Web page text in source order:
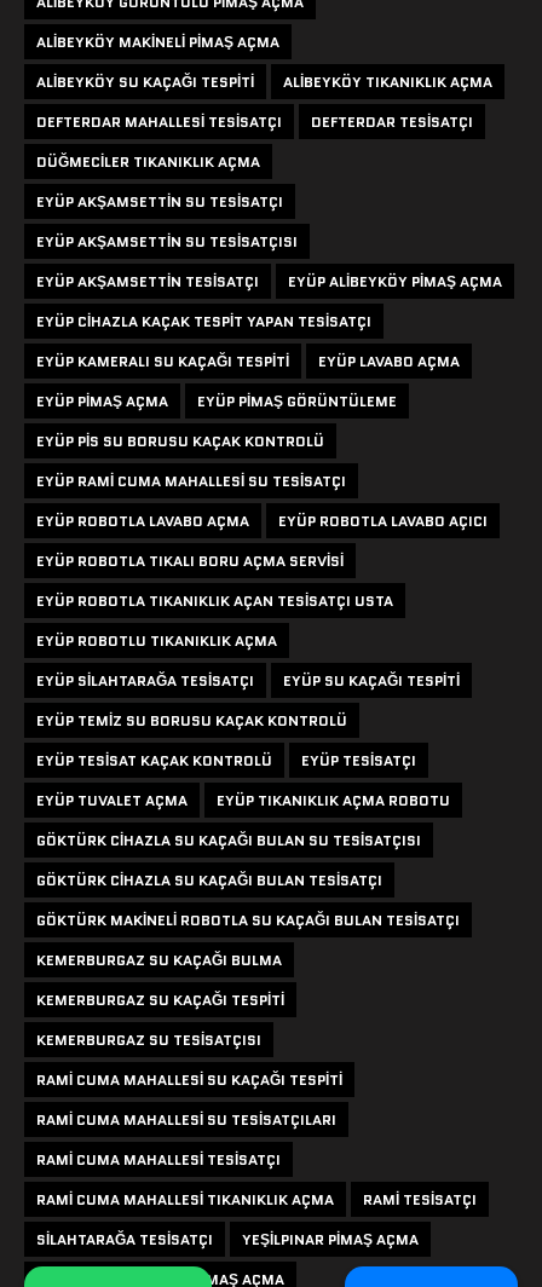
ALIBEYKÖY MAKINELI PIMAŞ AÇMA
ALIBEYKÖY SU KAÇAĞI TESPITI
ALIBEYKÖY TIKANIKLIK AÇMA
DEFTERDAR MAHALLESI TESISATÇI
DEFTERDAR TESISATÇI
DÜĞMECILER TIKANIKLIK AÇMA
EYÜP AKŞAMSETTIN SU TESISATÇI
EYÜP AKŞAMSETTIN SU TESISATÇISI
EYÜP AKŞAMSETTIN TESISATÇI
EYÜP ALIBEYKÖY PIMAŞ AÇMA
EYÜP CIHAZLA KAÇAK TESPIT YAPAN TESISATÇI
EYÜP KAMERALI SU KAÇAĞI TESPITI
EYÜP LAVABO AÇMA
EYÜP PIMAŞ AÇMA
EYÜP PIMAŞ GÖRÜNTÜLEME
EYÜP PIS SU BORUSU KAÇAK KONTROLÜ
EYÜP RAMI CUMA MAHALLESI SU TESISATÇI
EYÜP ROBOTLA LAVABO AÇMA
EYÜP ROBOTLA LAVABO AÇICI
EYÜP ROBOTLA TIKALI BORU AÇMA SERVISI
EYÜP ROBOTLA TIKANIKLIK AÇAN TESISATÇI USTA
EYÜP ROBOTLU TIKANIKLIK AÇMA
EYÜP SILAHTARAĞA TESISATÇI
EYÜP SU KAÇAĞI TESPITI
EYÜP TEMIZ SU BORUSU KAÇAK KONTROLÜ
EYÜP TESISAT KAÇAK KONTROLÜ
EYÜP TESISATÇI
EYÜP TUVALET AÇMA
EYÜP TIKANIKLIK AÇMA ROBOTU
GÖKTÜRK CIHAZLA SU KAÇAĞI BULAN SU TESISATÇISI
GÖKTÜRK CIHAZLA SU KAÇAĞI BULAN TESISATÇI
GÖKTÜRK MAKINELI ROBOTLA SU KAÇAĞI BULAN TESISATÇI
KEMERBURGAZ SU KAÇAĞI BULMA
KEMERBURGAZ SU KAÇAĞI TESPITI
KEMERBURGAZ SU TESISATÇISI
RAMI CUMA MAHALLESI SU KAÇAĞI TESPITI
RAMI CUMA MAHALLESI SU TESISATÇILARI
RAMI CUMA MAHALLESI TESISATÇI
RAMI CUMA MAHALLESI TIKANIKLIK AÇMA
RAMI TESISATÇI
SILAHTARAĞA TESISATÇI
YEŞILPINAR PIMAŞ AÇMA
YEŞILPINAR ROBOTLA PIMAŞ AÇMA